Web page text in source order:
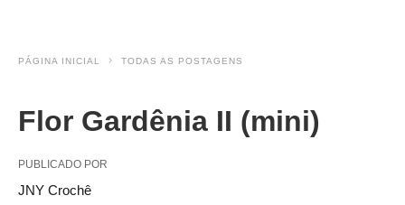
PÁGINA INICIAL TODAS AS POSTAGENS
Flor Gardênia II (mini)
PUBLICADO POR
JNY Crochê